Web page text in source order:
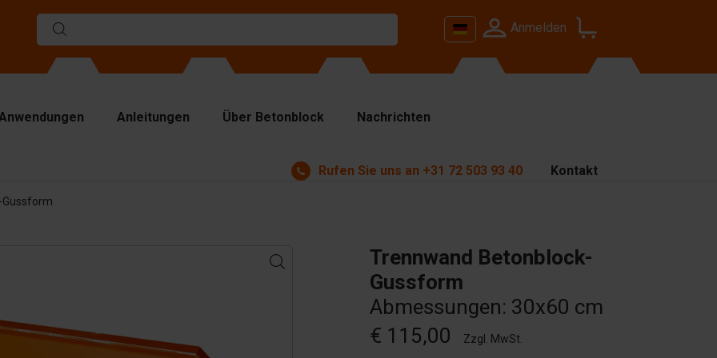
Anmelden
Anleitungen Über Betonblock Nachrichten
Rufen Sie uns an +31 72 503 93 40 Kontakt
Trennwand Betonblock-
Gussform
Abmessungen: 30x60 cm
€ 115,00
Zzgl. MwSt.